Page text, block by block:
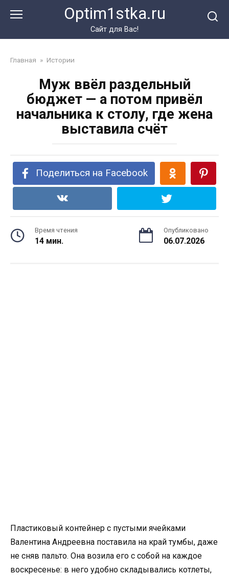
Optim1stka.ru
Сайт для Вас!
Главная » Истории
Муж ввёл раздельный
бюджет — а потом привёл
начальника к столу, где жена
выставила счёт
Поделиться на Facebook
Время чтения
14 мин.
Опубликовано
06.07.2026
Пластиковый контейнер с пустыми ячейками
Валентина Андреевна поставила на край тумбы, даже
не сняв пальто. Она возила его с собой на каждое
воскресенье: в него удобно складывались котлеты,